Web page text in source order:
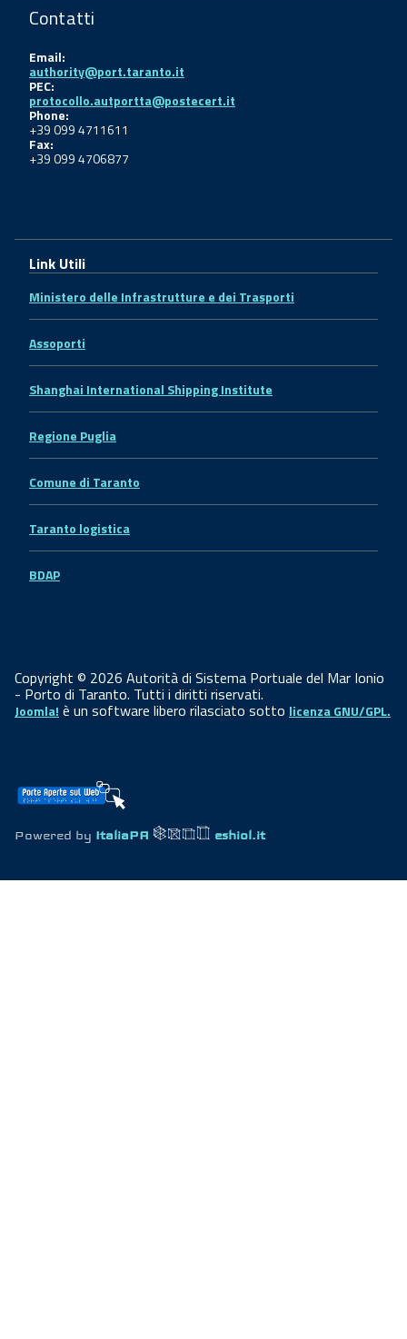
Contatti
Email:
authority@port.taranto.it
PEC:
protocollo.autportta@postecert.it
Phone:
+39 099 4711611
Fax:
+39 099 4706877
Link Utili
Ministero delle Infrastrutture e dei Trasporti
Assoporti
Shanghai International Shipping Institute
Regione Puglia
Comune di Taranto
Taranto logistica
BDAP
Copyright © 2026 Autorità di Sistema Portuale del Mar Ionio
- Porto di Taranto. Tutti i diritti riservati.
Joomla! è un software libero rilasciato sotto licenza GNU/GPL.
Powered by ItaliaPA eshiol.it